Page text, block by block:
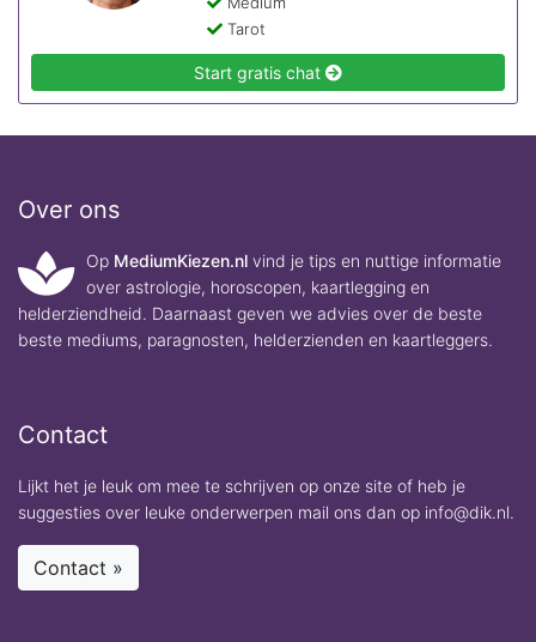
Tarot
Start gratis chat
Over ons
Op MediumKiezen.nl vind je tips en nuttige informatie
over astrologie, horoscopen, kaartlegging en
helderziendheid. Daarnaast geven we advies over de beste
beste mediums, paragnosten, helderzienden en kaartleggers.
Contact
Lijkt het je leuk om mee te schrijven op onze site of heb je
suggesties over leuke onderwerpen mail ons dan op info@dik.nl.
Contact »